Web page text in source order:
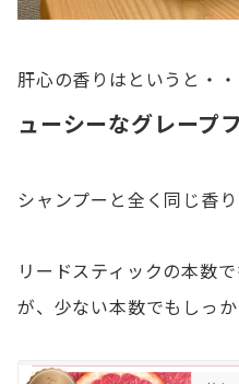
肝心の香りはというと・・
ューシーなグレープ
シャンプーと全く同じ香
リードスティックの本数
が、少ない本数でもしっか